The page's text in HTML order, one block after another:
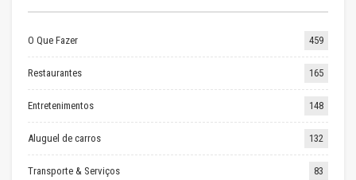
O Que Fazer 459
Restaurantes 165
Entretenimentos 148
Aluguel de carros 132
Transporte & Serviços 83